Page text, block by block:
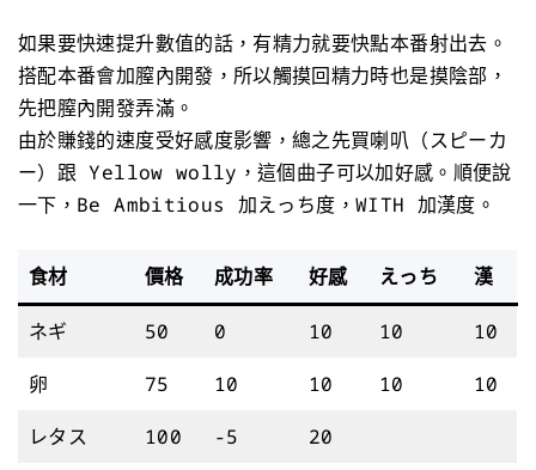
如果要快速提升數值的話，有精力就要快點本番射出去。
搭配本番會加膣內開發，所以觸摸回精力時也是摸陰部，
先把膣內開發弄滿。
由於賺錢的速度受好感度影響，總之先買喇叭（スピーカ
ー）跟 Yellow wolly，這個曲子可以加好感。順便說
一下，Be Ambitious 加えっち度，WITH 加漢度。
食材 價格 成功率 好感 えっち 漢
ネギ 50 0 10 10
10
卵
75 10 10 10
10
レタス
100 -5
20